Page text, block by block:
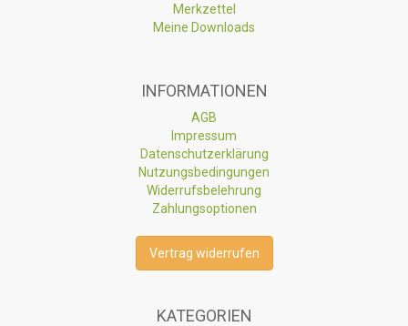
Merkzettel
Meine Downloads
INFORMATIONEN
AGB
Impressum
Datenschutzerklärung
Nutzungsbedingungen
Widerrufsbelehrung
Zahlungsoptionen
Vertrag widerrufen
KATEGORIEN